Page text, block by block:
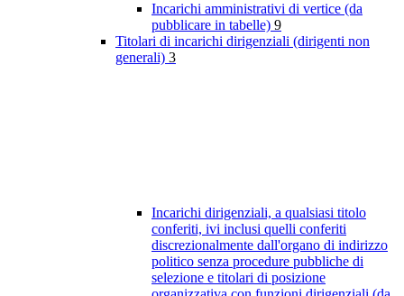
Incarichi amministrativi di vertice (da
pubblicare in tabelle) 9
Titolari di incarichi dirigenziali (dirigenti non
generali) 3
Incarichi dirigenziali, a qualsiasi titolo
conferiti, ivi inclusi quelli conferiti
discrezionalmente dall'organo di indirizzo
politico senza procedure pubbliche di
selezione e titolari di posizione